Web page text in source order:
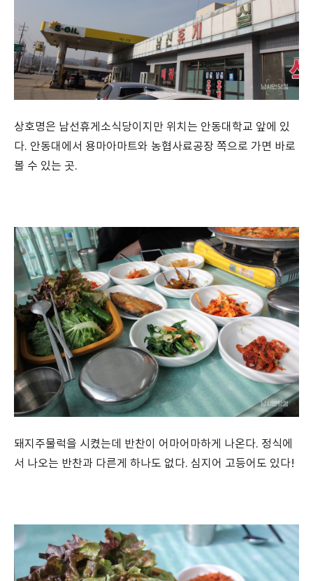
상호명은 남선휴게소식당이지만 위치는 안동대학교 앞에 있
다. 안동대에서 용마아마트와 농협사료공장 쪽으로 가면 바로
볼 수 있는 곳.
돼지주물럭을 시켰는데 반찬이 어마어마하게 나온다. 정식에
서 나오는 반찬과 다른게 하나도 없다. 심지어 고등어도 있다!